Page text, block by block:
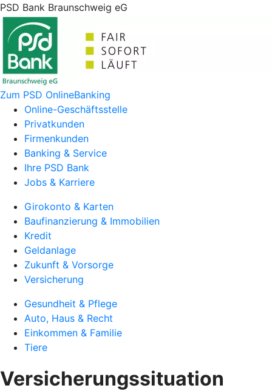
PSD Bank Braunschweig eG
Zum PSD OnlineBanking
Online-Geschäftsstelle
Privatkunden
Firmenkunden
Banking & Service
Ihre PSD Bank
Jobs & Karriere
Girokonto & Karten
Baufinanzierung & Immobilien
Kredit
Geldanlage
Zukunft & Vorsorge
Versicherung
Gesundheit & Pflege
Auto, Haus & Recht
Einkommen & Familie
Tiere
Versicherungssituation